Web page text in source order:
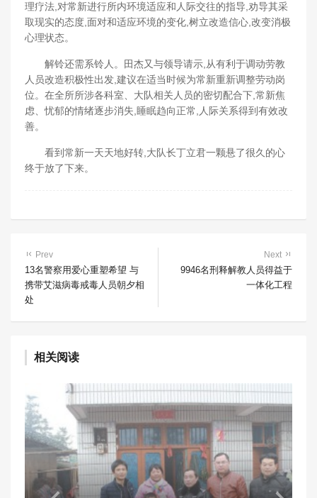
理疗法,对常新进行所内环境适应和人际交往的指导,劝导其采
取现实的态度,面对和适应环境的变化,树立改造信心,改变消极
心理状态。
解铃还需系铃人。田杰又与领导请示,从有利于调动劳教
人员改造积极性出发,建议在适当时候为常新重新调整劳动岗
位。在全所所涉各科室、大队相关人员的密切配合下,常新焦
虑、忧郁的情绪逐步消失,睡眠趋向正常,人际关系得到有效改
善。
看到常新一天天地好转,大队长丁立君一颗悬了很久的心
终于放了下来。
Prev
13名警察用爱心重塑希望 与
携带艾滋病毒戒毒人员朝夕相
处
Next
9946名刑释解教人员得益于
一体化工程
相关阅读